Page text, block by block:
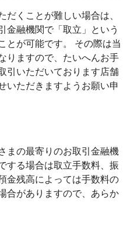
だくことが難しい場合は、
金融機関で「取立」という
とが可能です。 その際は当
りますので、たいへんお手
引いただいております店舗
いただきますようお願い申
まの最寄りのお取引金融機
する場合は取立手数料、振
金残高によっては手数料の
合がありますので、あらか